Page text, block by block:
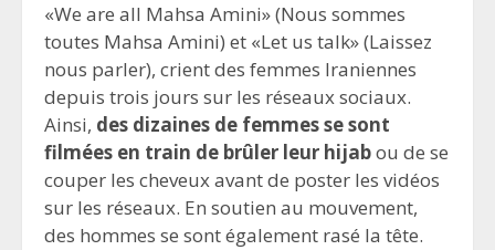
«We are all Mahsa Amini» (Nous sommes
toutes Mahsa Amini) et «Let us talk» (Laissez
nous parler), crient des femmes Iraniennes
depuis trois jours sur les réseaux sociaux.
Ainsi, des dizaines de femmes se sont
filmées en train de brûler leur hijabou de se
couper les cheveux avant de poster les vidéos
sur les réseaux. En soutien au mouvement,
des hommes se sont également rasé la tête.